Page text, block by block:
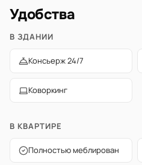
Удобства
В ЗДАНИИ
Консьерж 24/7
Коворкинг
В КВАРТИРЕ
Полностью меблирован